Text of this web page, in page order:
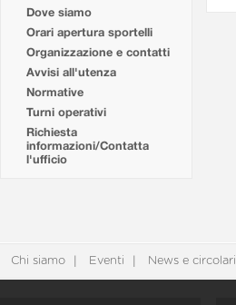
Dove siamo
Orari apertura sportelli
Organizzazione e contatti
Avvisi all'utenza
Normative
Turni operativi
Richiesta
informazioni/Contatta
l'ufficio
Chi siamo Eventi News e circolari